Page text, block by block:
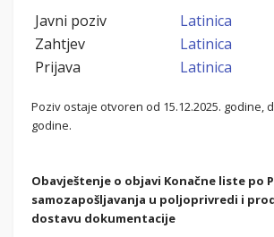
Javni poziv Latinica
Zahtjev
Latinica
Prijava
Latinica
Poziv ostaje otvoren od 15.12.2025. godine,
godine.
Obavještenje o objavi Konačne liste po
samozapošljavanja u poljoprivredi i
dostavu dokumentacije